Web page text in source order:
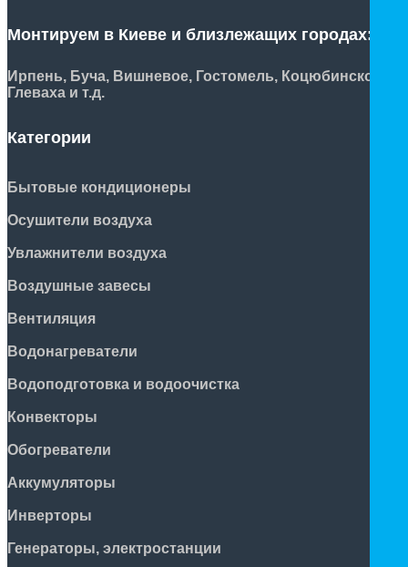
Монтируем в Киеве и близлежащих городах:
Ирпень, Буча, Вишневое, Гостомель, Коцюбинское,
Глеваха и т.д.
Категории
Бытовые кондиционеры
Осушители воздуха
Увлажнители воздуха
Воздушные завесы
Вентиляция
Водонагреватели
Водоподготовка и водоочистка
Конвекторы
Обогреватели
Аккумуляторы
Инверторы
Генераторы, электростанции